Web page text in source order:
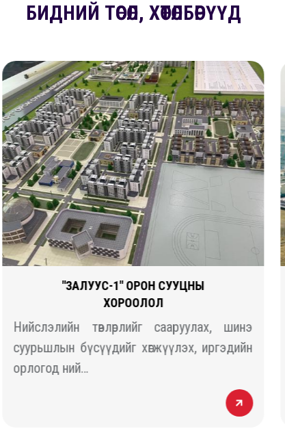
БИДНИЙ ТӨСӨЛ, ХӨТӨЛБӨРҮҮД
"ЗАЛУУС-1" ОРОН СУУЦНЫ
ХОРООЛОЛ
Нийслэлийн төвлөрлийг сааруулах, шинэ
суурьшлын бүсүүдийг хөгжүүлэх, иргэдийн
орлогод ний…